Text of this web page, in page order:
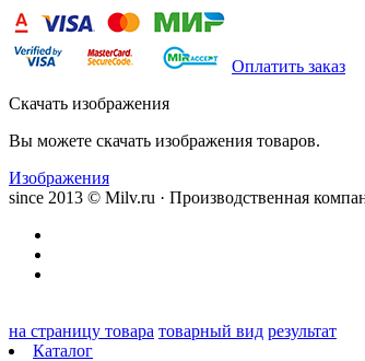
Оплатить заказ
Скачать изображения
Вы можете скачать изображения товаров.
Изображения
since 2013 © Milv.ru · Производственная
на страницу товара товарный вид результат
Каталог